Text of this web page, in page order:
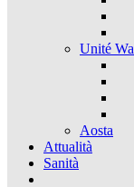
Unité
Aosta
Attualità
Sanità